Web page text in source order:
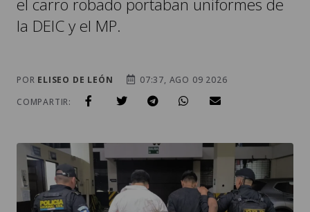
el carro robado portaban uniformes de
la DEIC y el MP.
POR ELISEO DE LEÓN
07:37, AGO 09 2026
COMPARTIR: